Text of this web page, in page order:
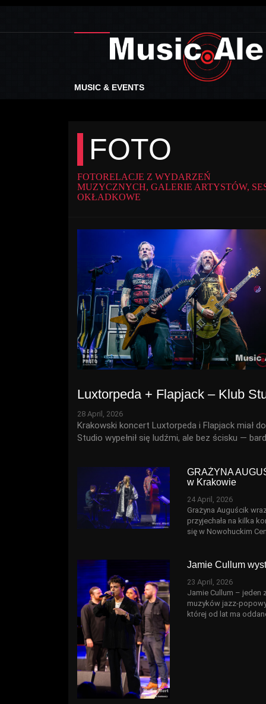
MUSIC & EVENTS
FOTO
FOTORELACJE Z WYDARZEŃ
MUZYCZNYCH, GALERIE ARTYSTÓW,
OKŁADKOWE
Luxtorpeda + Flapjack – Klub
28 April, 2026
Krakowski koncert Luxtorpeda i Flapjack miał
Studio wypełnił się ludźmi, ale bez ścisku —
GRAŻYNA
w Krakowie
24 April, 2026
Grażyna Auguścik
przyjechała na kilka
się w Nowohuckim
Jamie Cullum
23 April, 2026
Jamie Cullum – jeden
muzyków jazz-
której od lat ma